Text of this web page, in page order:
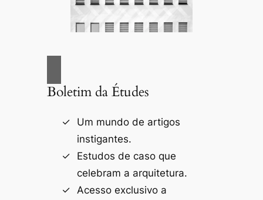
Boletim da Études
Um mundo de artigos
instigantes.
Estudos de caso que
celebram a arquitetura.
Acesso exclusivo a